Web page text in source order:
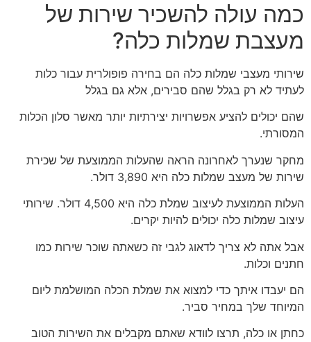
כמה עולה להשכיר שירות של
מעצבת שמלות כלה?
שירותי מעצבי שמלות כלה הם בחירה פופולרית עבור כלות
לעתיד לא רק בגלל שהם סבירים, אלא גם בגלל
שהם יכולים להציע אפשרויות יצירתיות יותר מאשר סלון הכלות
המסורתי.
מחקר שנערך לאחרונה הראה שהעלות הממוצעת של שכירת
שירות של מעצב שמלות כלה היא 3,890 דולר.
העלות הממוצעת לעיצוב שמלת כלה היא 4,500 דולר. שירותי
עיצוב שמלות כלה יכולים להיות יקרים.
אבל אתה לא צריך לדאוג לגבי זה כשאתה שוכר שירות כמו
חתנים וכלות.
הם יעבדו איתך כדי למצוא את שמלת הכלה המושלמת ליום
המיוחד שלך במחיר סביר.
כחתן או כלה, תרצו לוודא שאתם מקבלים את השירות הטוב